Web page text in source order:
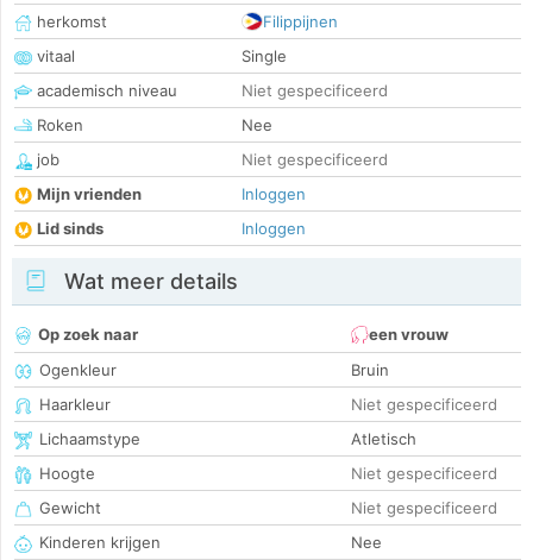
herkomst
Filippijnen
vitaal
Single
academisch niveau
Niet gespecificeerd
Roken
Nee
job
Niet gespecificeerd
Mijn vrienden
Inloggen
Lid sinds
Inloggen
Wat meer details
Op zoek naar
een vrouw
Ogenkleur
Bruin
Haarkleur
Niet gespecificeerd
Lichaamstype
Atletisch
Hoogte
Niet gespecificeerd
Gewicht
Niet gespecificeerd
Kinderen krijgen
Nee